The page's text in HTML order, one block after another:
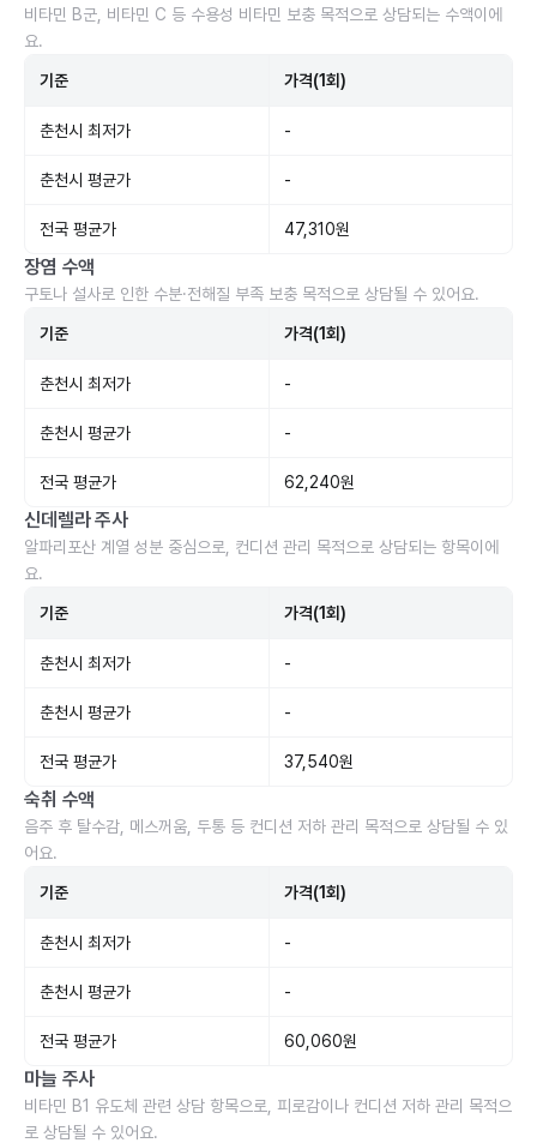
비타민 B군, 비타민 C 등 수용성 비타민 보충 목적으로 상담되는 수액이에
요.
기준 가격(1회)
춘천시 최저가 -
춘천시 평균가 -
전국 평균가 47,310원
장염 수액
구토나 설사로 인한 수분·전해질 부족 보충 목적으로 상담될 수 있어요.
기준 가격(1회)
춘천시 최저가 -
춘천시 평균가 -
전국 평균가 62,240원
신데렐라 주사
알파리포산 계열 성분 중심으로, 컨디션 관리 목적으로 상담되는 항목이에
요.
기준 가격(1회)
춘천시 최저가 -
춘천시 평균가 -
전국 평균가 37,540원
숙취 수액
음주 후 탈수감, 메스꺼움, 두통 등 컨디션 저하 관리 목적으로 상담될 수 있
어요.
기준 가격(1회)
춘천시 최저가 -
춘천시 평균가 -
전국 평균가 60,060원
마늘 주사
비타민 B1 유도체 관련 상담 항목으로, 피로감이나 컨디션 저하 관리 목적으
로 상담될 수 있어요.